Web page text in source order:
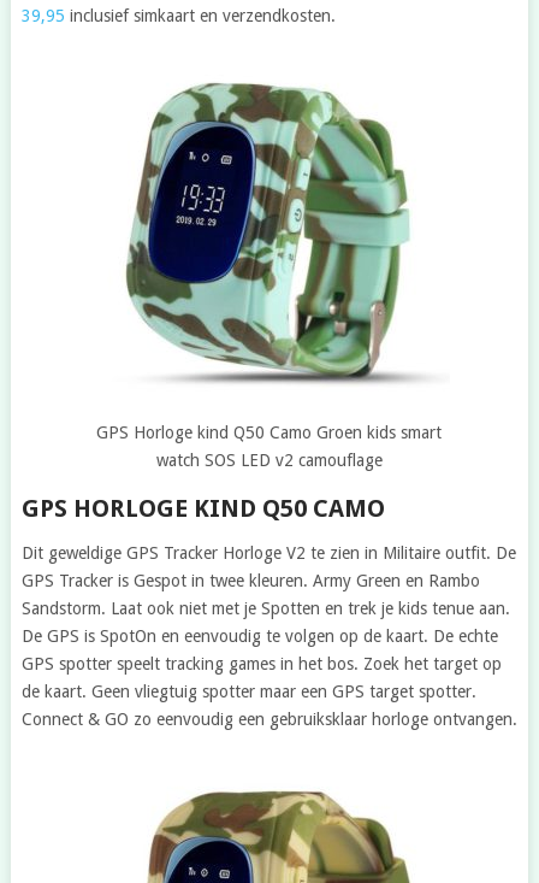
39,95 inclusief simkaart en verzendkosten.
GPS Horloge kind Q50 Camo Groen kids smart
watch SOS LED v2 camouflage
GPS HORLOGE KIND Q50 CAMO
Dit geweldige GPS Tracker Horloge V2 te zien in Militaire outfit. De
GPS Tracker is Gespot in twee kleuren. Army Green en Rambo
Sandstorm. Laat ook niet met je Spotten en trek je kids tenue aan.
De GPS is SpotOn en eenvoudig te volgen op de kaart. De echte
GPS spotter speelt tracking games in het bos. Zoek het target op
de kaart. Geen vliegtuig spotter maar een GPS target spotter.
Connect & GO zo eenvoudig een gebruiksklaar horloge ontvangen.